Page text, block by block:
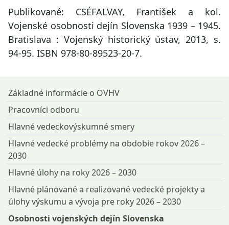
Publikované: CSÉFALVAY, František a kol.
Vojenské osobnosti dejín Slovenska 1939 – 1945.
Bratislava : Vojenský historický ústav, 2013, s.
94-95. ISBN 978-80-89523-20-7.
Základné informácie o OVHV
Pracovníci odboru
Hlavné vedeckovýskumné smery
Hlavné vedecké problémy na obdobie rokov 2026 –
2030
Hlavné úlohy na roky 2026 – 2030
Hlavné plánované a realizované vedecké projekty a
úlohy výskumu a vývoja pre roky 2026 – 2030
Osobnosti vojenských dejín Slovenska